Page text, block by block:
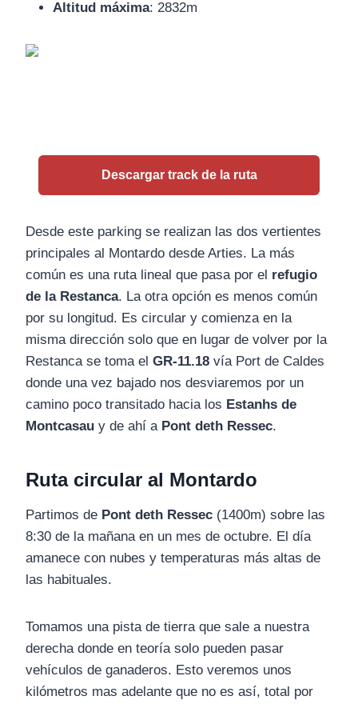
Altitud máxima: 2832m
Descargar track de la ruta
Desde este parking se realizan las dos vertientes
principales al Montardo desde Arties. La más
común es una ruta lineal que pasa por el refugio
de la Restanca. La otra opción es menos común
por su longitud. Es circular y comienza en la
misma dirección solo que en lugar de volver por la
Restanca se toma el GR-11.18 vía Port de Caldes
donde una vez bajado nos desviaremos por un
camino poco transitado hacia los Estanhs de
Montcasau y de ahí a Pont deth Ressec.
Ruta circular al Montardo
Partimos de Pont deth Ressec (1400m) sobre las
8:30 de la mañana en un mes de octubre. El día
amanece con nubes y temperaturas más altas de
las habituales.
Tomamos una pista de tierra que sale a nuestra
derecha donde en teoría solo pueden pasar
vehículos de ganaderos. Esto veremos unos
kilómetros mas adelante que no es así, total por